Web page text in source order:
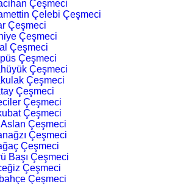
Çeşmeci
Çelebi Çeşmeci
Çeşmeci
Çeşmeci
Çeşmeci
Çeşmeci
Çeşmeci
Çeşmeci
Çeşmeci
Çeşmeci
Çeşmeci
Aslan Çeşmeci
Çeşmeci
Çeşmeci
Başı Çeşmeci
Çeşmeci
Çeşmeci